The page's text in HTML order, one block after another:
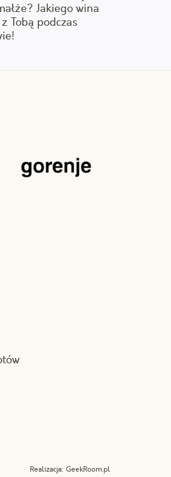
Jakiego wina
Tobą podczas
Realizacja: GeekRoom.pl